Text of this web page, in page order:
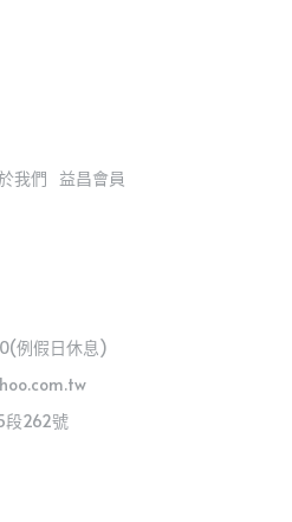
我們 益昌會員
例假日休息)
段262號